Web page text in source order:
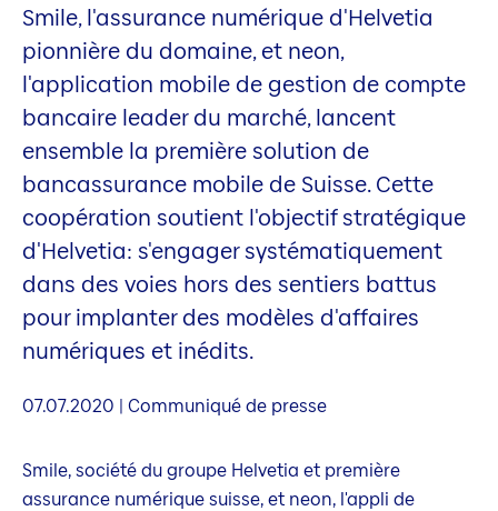
Smile, l'assurance numérique d'Helvetia
pionnière du domaine, et neon,
l'application mobile de gestion de compte
bancaire leader du marché, lancent
ensemble la première solution de
bancassurance mobile de Suisse. Cette
coopération soutient l'objectif stratégique
d'Helvetia: s'engager systématiquement
dans des voies hors des sentiers battus
pour implanter des modèles d'affaires
numériques et inédits.
07.07.2020 | Communiqué de presse
Smile, société du groupe Helvetia et première
assurance numérique suisse, et neon, l'appli de